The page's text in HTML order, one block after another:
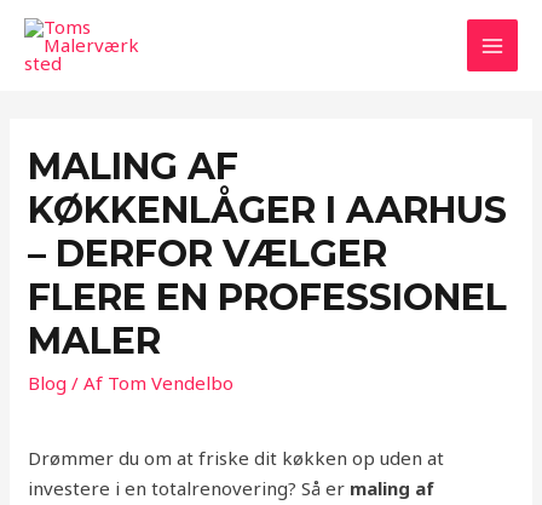
indholdet
MALING AF
KØKKENLÅGER I AARHUS
– DERFOR VÆLGER
FLERE EN PROFESSIONEL
MALER
Blog / Af Tom Vendelbo
Drømmer du om at friske dit køkken op uden at
investere i en totalrenovering? Så er maling af